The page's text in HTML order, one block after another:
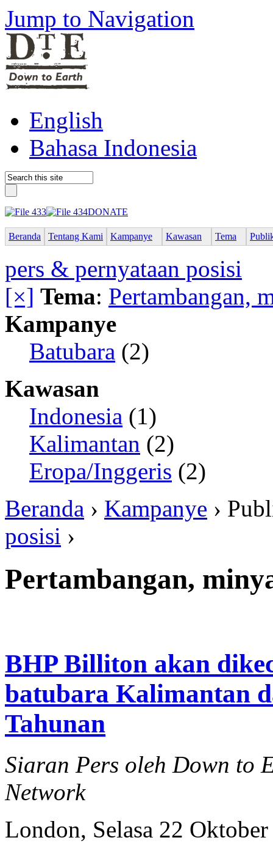
Jump to Navigation
English
Bahasa Indonesia
DONATE
Beranda Tentang Kami Kampanye Kawasan Tema
pers & pernyataan posisi
[×] Tema: Pertambangan,
Kampanye
Batubara (2)
Kawasan
Indonesia (1)
Kalimantan (2)
Eropa/Inggeris (2)
Beranda › Kampanye ›
posisi ›
Pertambangan,
BHP Billiton akan
batubara Kalimantan
Tahunan
Siaran Pers oleh Down to
Network
London, Selasa 22